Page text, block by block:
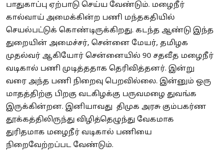
பாதுகாப்பு ஏற்பாடு செய்ய வேண்டும். மழைநீர்
கால்வாய் அமைக்கின்ற பணி மந்தகதியில்
செயல்பட்டுக் கொண்டிருக்கிறது. கடந்த ஆண்டு இந்த
துறையின் அமைச்சர், சென்னை மேயர், தமிழக
முதல்வர் ஆகியோர் சென்னையில் 90 சதவீத மழைநீர்
வடிகால் பணி முடித்ததாக தெரிவித்தனர். இன்று
வரை அந்த பணி நிறைவு பெறவில்லை. இன்னும் ஒரு
மாதத்திற்கு பிறகு வடகிழக்கு பருவமழை துவங்க
இருக்கின்றன. இனியாவது திமுக அரசு கும்பகர்ண
தூக்கத்திலிருந்து விழித்தெழுந்து வேகமாக
துரிதமாக மழைநீர் வடிகால் பணியை
நிறைவேற்றப்பட வேண்டும்.